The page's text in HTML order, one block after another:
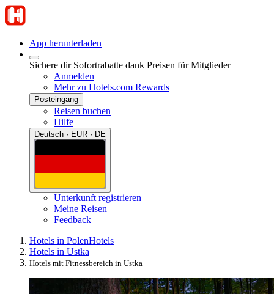
App herunterladen
Sichere dir Sofortrabatte dank Preisen für Mitglieder
Anmelden
Mehr zu Hotels.com Rewards
Posteingang
Reisen buchen
Hilfe
Deutsch · EUR · DE
Unterkunft registrieren
Meine Reisen
Feedback
Hotels in PolenHotels
Hotels in Ustka
Hotels mit Fitnessbereich in Ustka